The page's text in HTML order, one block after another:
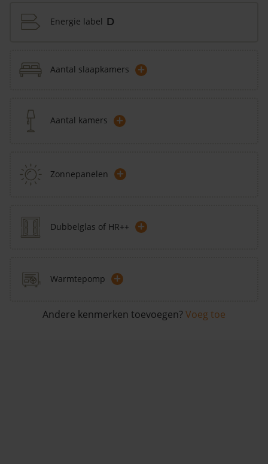
Energie label D
Aantal slaapkamers +
Aantal kamers +
Zonnepanelen +
Dubbelglas of HR++ +
Warmtepomp +
Andere kenmerken toevoegen? Voeg toe